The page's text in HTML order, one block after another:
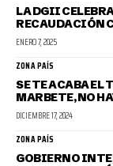
LA DGII
RECAUDACIÓN
ENERO 7, 2025
ZONA PAÍS
SE TE ACABA EL
MARBETE, NO
DICIEMBRE 17, 2024
ZONA PAÍS
GOBIERNO